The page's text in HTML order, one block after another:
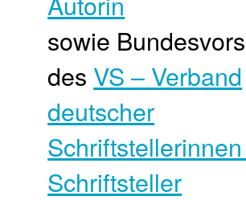
sowie
des VS – Verband
deutscher
Schriftsteller